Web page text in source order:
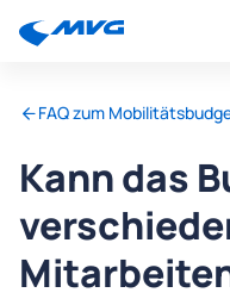
FAQ zum
Kann das